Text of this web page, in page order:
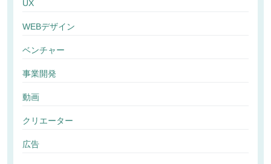
UX
WEBデザイン
ベンチャー
事業開発
動画
クリエーター
広告